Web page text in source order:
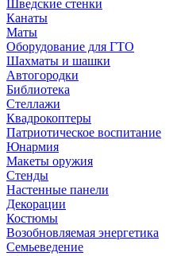
Шведские стенки
Канаты
Маты
Оборудование для ГТО
Шахматы и шашки
Автогородки
Библиотека
Стеллажи
Квадрокоптеры
Патриотическое воспитание
Юнармия
Макеты оружия
Стенды
Настенные панели
Декорации
Костюмы
Возобновляемая энергетика
Семьеведение